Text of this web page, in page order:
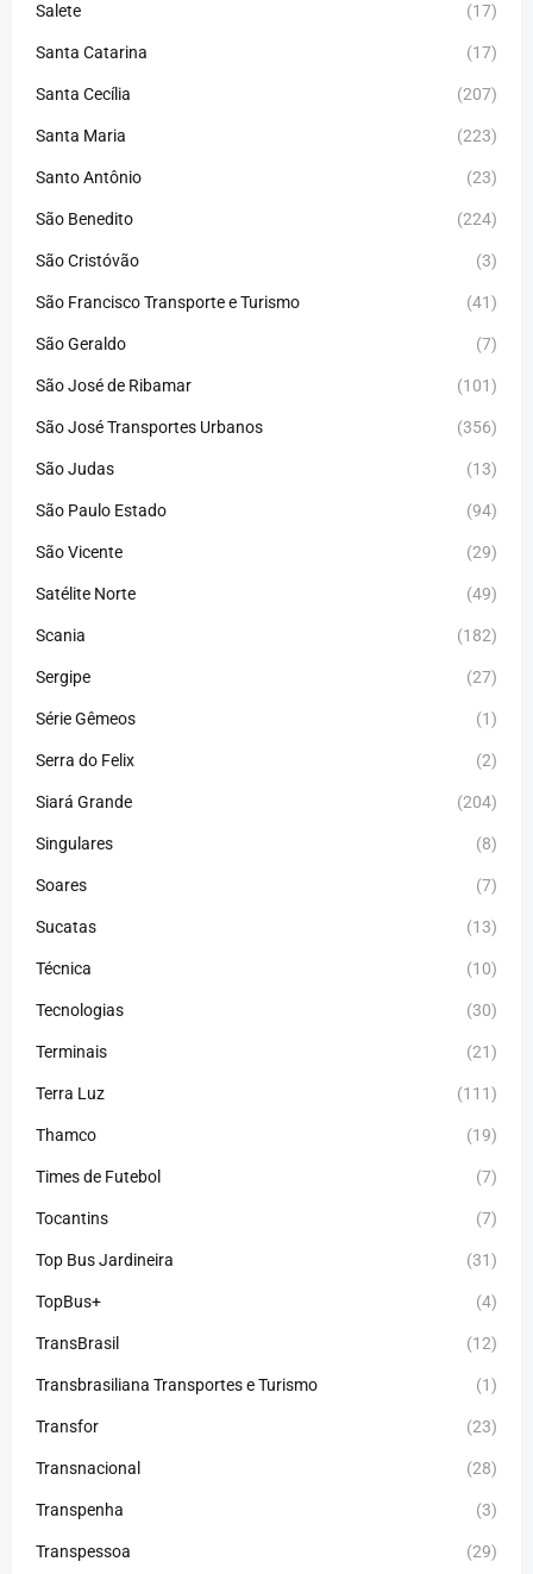
Salete (17)
Santa Catarina (17)
Santa Cecília (207)
Santa Maria (223)
Santo Antônio (23)
São Benedito (224)
São Cristóvão (3)
São Francisco Transporte e Turismo (41)
São Geraldo (7)
São José de Ribamar (101)
São José Transportes Urbanos (356)
São Judas (13)
São Paulo Estado (94)
São Vicente (29)
Satélite Norte (49)
Scania (182)
Sergipe (27)
Série Gêmeos (1)
Serra do Felix (2)
Siará Grande (204)
Singulares (8)
Soares (7)
Sucatas (13)
Técnica (10)
Tecnologias (30)
Terminais (21)
Terra Luz (111)
Thamco (19)
Times de Futebol (7)
Tocantins (7)
Top Bus Jardineira (31)
TopBus+ (4)
TransBrasil (12)
Transbrasiliana Transportes e Turismo (1)
Transfor (23)
Transnacional (28)
Transpenha (3)
Transpessoa (29)